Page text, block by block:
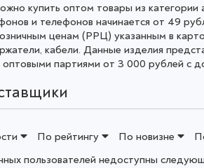
купить оптом товары из категории
и телефонов начинается от 49
ценам (РРЦ) указанным в
кабели. Данные изделия
партиями от 3 000 рублей с
По рейтингу По новизне
пользователей недоступны